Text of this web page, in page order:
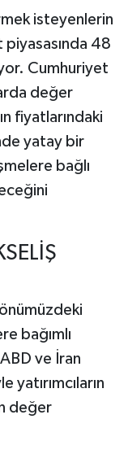
isteyenlerin
48
Cumhuriyet
değer
fiyatlarındaki
yatay bir
bağlı
önümüzdeki
bağımlı
ve İran
yatırımcıların
değer